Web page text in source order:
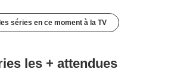
séries en ce moment à la TV
les + attendues